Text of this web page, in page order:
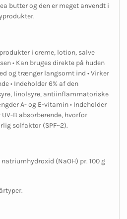
butter og den er meget anvendt i
i creme, lotion, salve
• Kan bruges direkte på huden
og trænger langsomt ind • Virker
• Indeholder 6% af den
linolsyre, antiinflammatoriske
A- og E-vitamin • Indeholder
B absorberende, hvorfor
solfaktor (SPF~2).
(NaOH) pr. 100 g